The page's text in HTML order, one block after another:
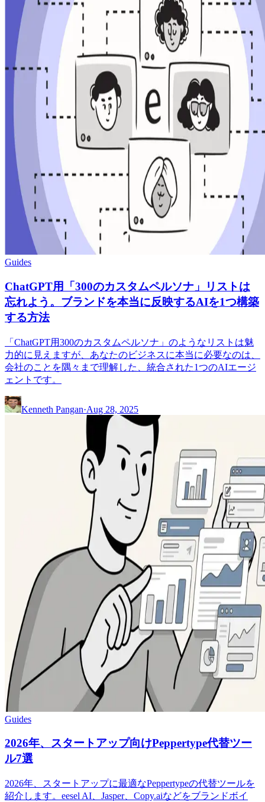
Guides
ChatGPT用「300のカスタムペルソナ」リストは
忘れよう。ブランドを本当に反映するAIを1つ構築
する方法
「ChatGPT用300のカスタムペルソナ」のようなリストは魅
力的に見えますが、あなたのビジネスに本当に必要なのは、
会社のことを隅々まで理解した、統合された1つのAIエージ
ェントです。
Kenneth Pangan·Aug 28, 2025
Guides
2026年、スタートアップ向けPeppertype代替ツー
ル7選
2026年、スタートアップに最適なPeppertypeの代替ツールを
紹介します。eesel AI、Jasper、Copy.aiなどをブランドボイ